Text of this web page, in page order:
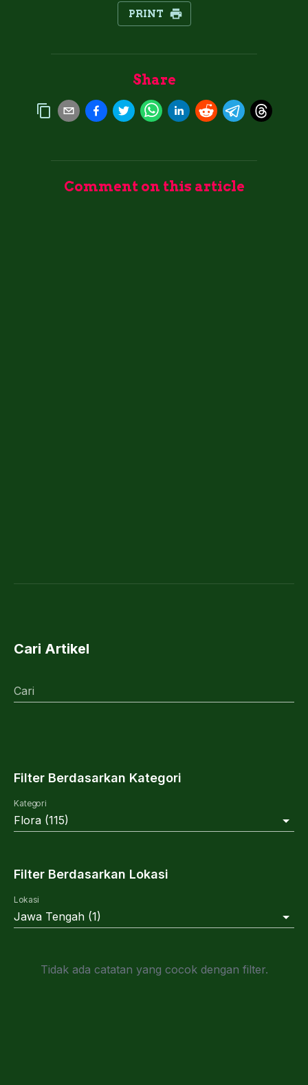
PRINT
Share
Comment on this article
Cari Artikel
Cari
Filter Berdasarkan Kategori
Kategori
Flora (115)
Filter Berdasarkan Lokasi
Lokasi
Jawa Tengah (1)
Tidak ada catatan yang cocok dengan filter.